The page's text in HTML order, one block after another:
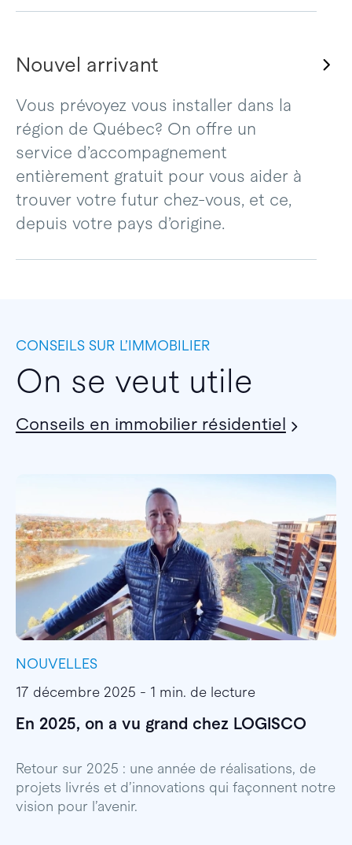
Nouvel arrivant
Vous prévoyez vous installer dans la
région de Québec? On offre un
service d’accompagnement
entièrement gratuit pour vous aider à
trouver votre futur chez-vous, et ce,
depuis votre pays d’origine.
CONSEILS SUR L’IMMOBILIER
On se veut utile
Conseils en immobilier résidentiel
NOUVELLES
17 décembre 2025 - 1 min. de lecture
En 2025, on a vu grand chez LOGISCO
Retour sur 2025 : une année de réalisations, de
projets livrés et d’innovations qui façonnent notre
vision pour l’avenir.